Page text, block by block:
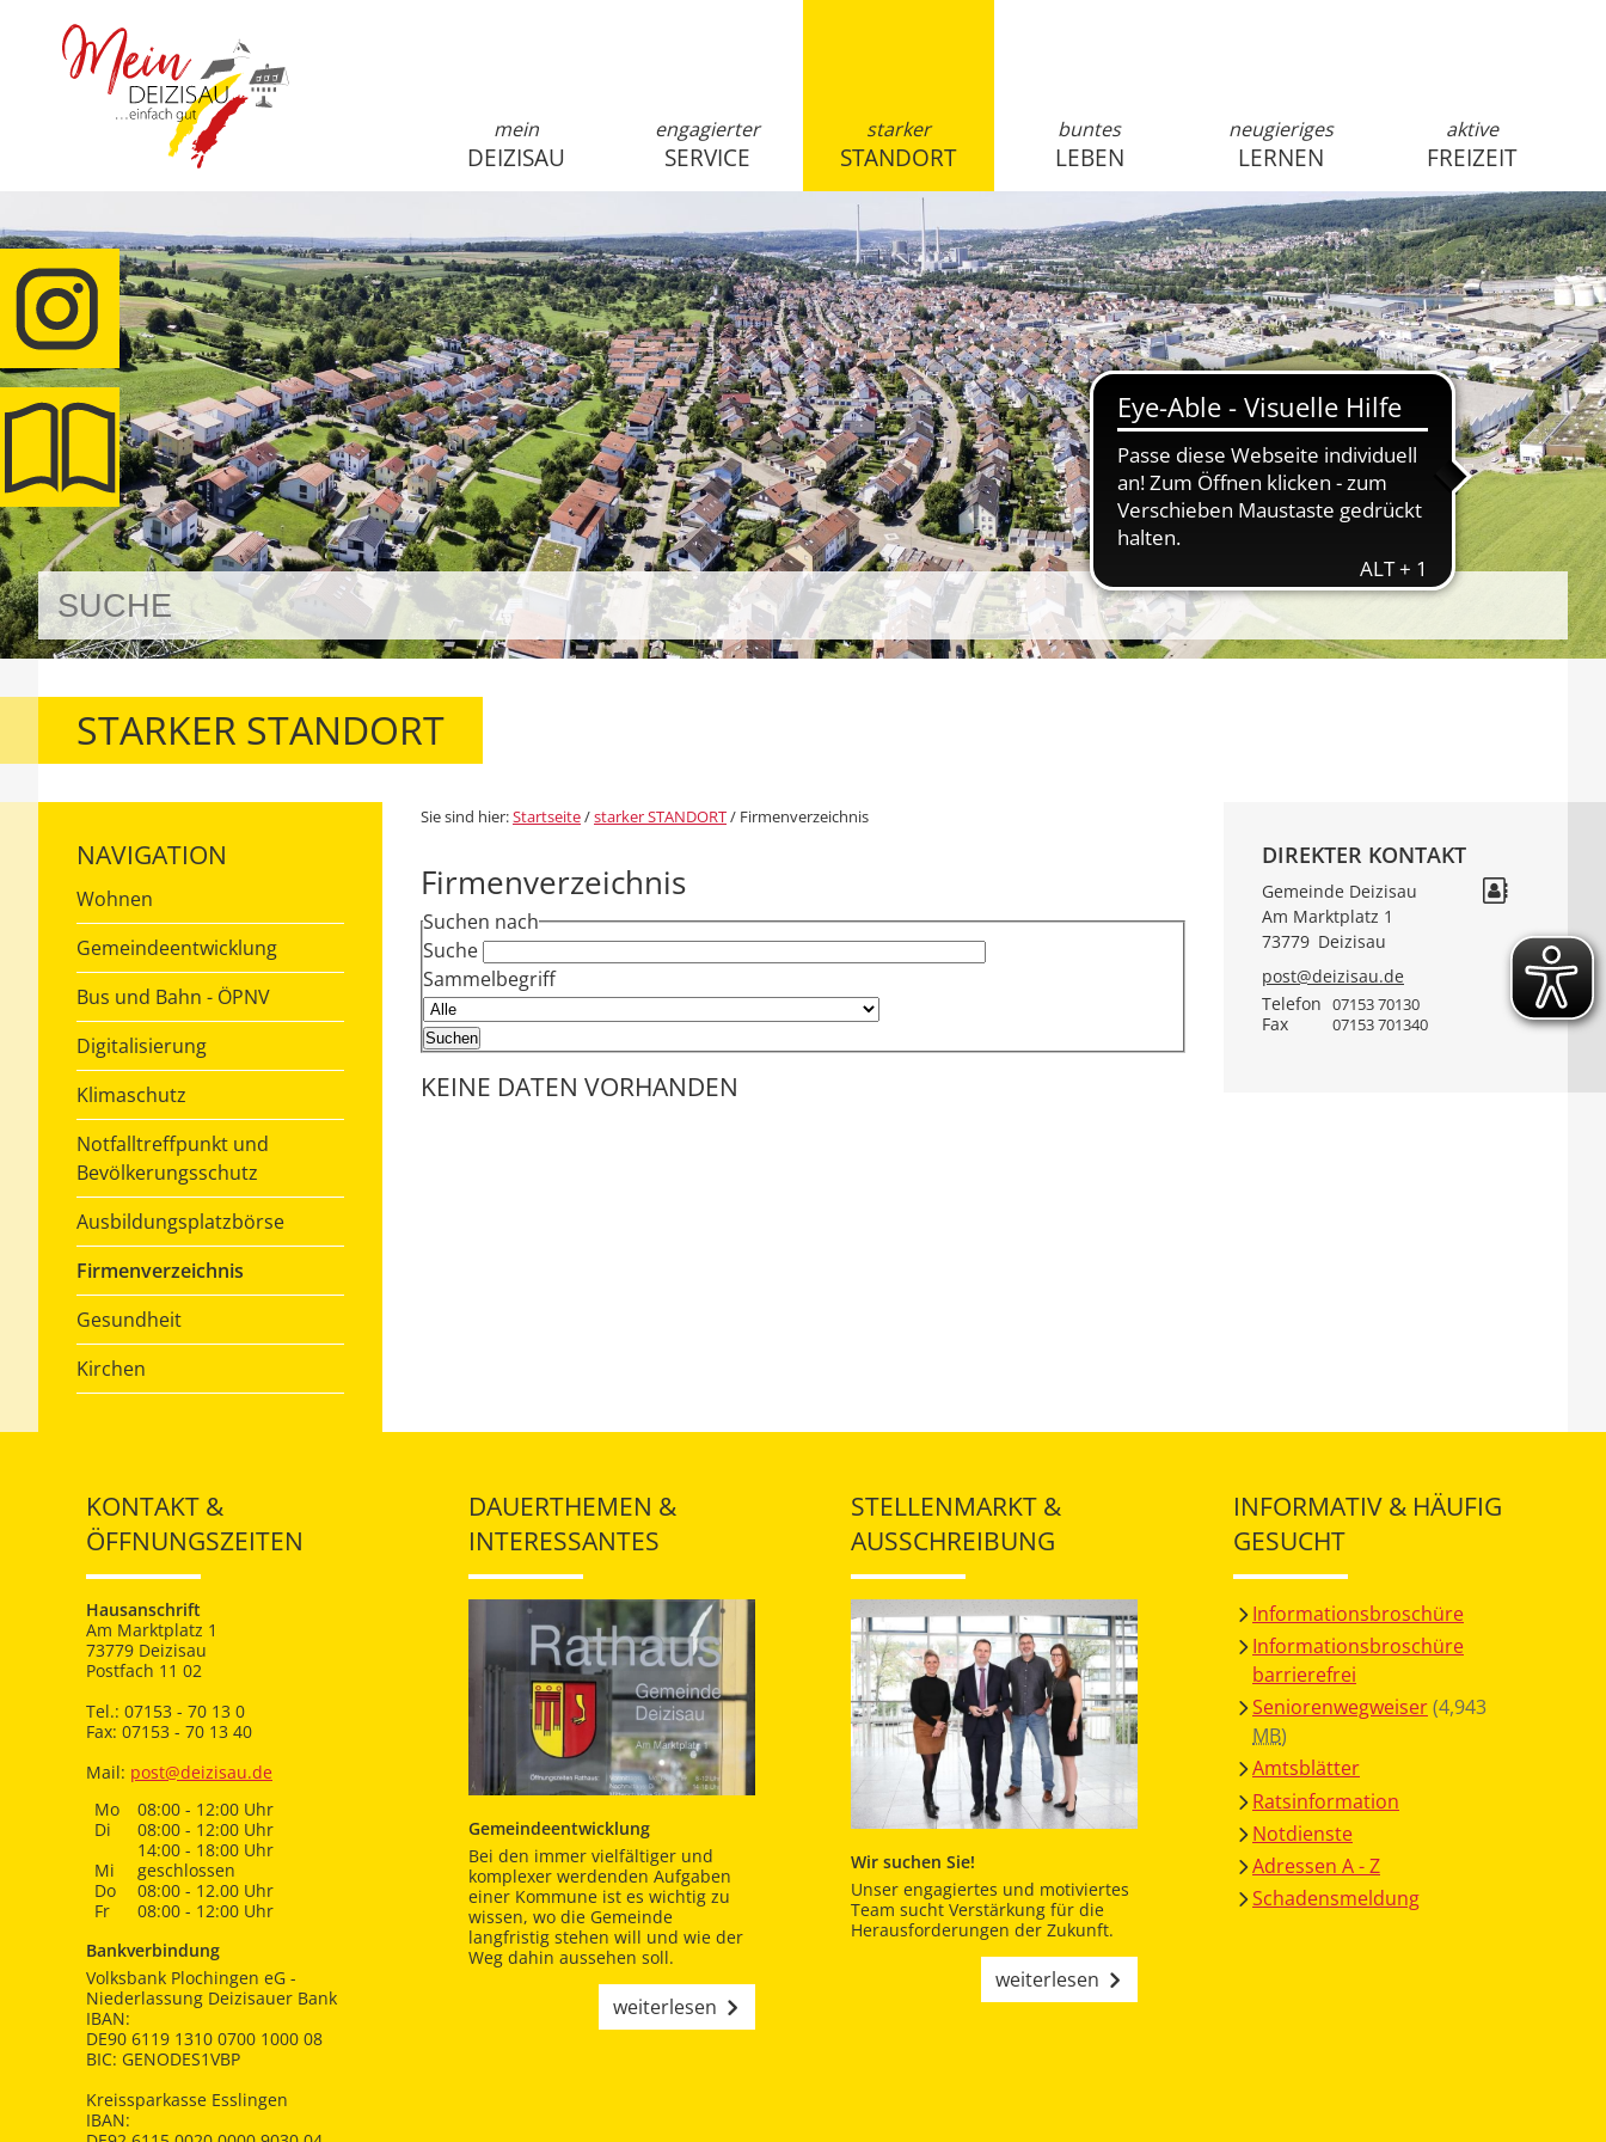
anmelden
mein
DEIZISAU
engagierter
SERVICE
starker
STANDORT
buntes
LEBEN
neugieriges
LERNEN
aktive
FREIZEIT
STARKER STANDORT
NAVIGATION
Wohnen
Gemeindeentwicklung
Bus und Bahn - ÖPNV
Digitalisierung
Klimaschutz
Notfalltreffpunkt und
Bevölkerungsschutz
Ausbildungsplatzbörse
Firmenverzeichnis
Gesundheit
Kirchen
Sie sind hier:Startseite/starker STANDORT/ Firmenverzeichnis
Firmenverzeichnis
Suchen nach
Suche
Sammelbegriff
KEINE DATEN VORHANDEN
DIREKTER KONTAKT
Gemeinde Deizisau
Am Marktplatz 1
73779 Deizisau
post@deizisau.de
Telefon 07153 70130
Fax 07153 701340
KONTAKT &
ÖFFNUNGSZEITEN
Hausanschrift
Am Marktplatz 1
73779 Deizisau
Postfach 11 02
Tel.: 07153 - 70 13 0
Fax: 07153 - 70 13 40
Mail: post@deizisau.de
Mo
08:00 - 12:00 Uhr
Di
08:00 - 12:00 Uhr
14:00 - 18:00 Uhr
Mi
geschlossen
Do
08:00 - 12.00 Uhr
Fr
08:00 - 12:00 Uhr
Bankverbindung
Volksbank Plochingen eG -
Niederlassung Deizisauer Bank
IBAN:
DE90 6119 1310 0700 1000 08
BIC: GENODES1VBP
Kreissparkasse Esslingen
IBAN:
DAUERTHEMEN &
INTERESSANTES
Gemeindeentwicklung
Bei den immer vielfältiger und
komplexer werdenden Aufgaben
einer Kommune ist es wichtig zu
wissen, wo die Gemeinde
langfristig stehen will und wie der
Weg dahin aussehen soll.
weiterlesen
STELLENMARKT &
AUSSCHREIBUNG
Wir suchen Sie!
Unser engagiertes und motiviertes
Team sucht Verstärkung für die
Herausforderungen der Zukunft.
weiterlesen
INFORMATIV & HÄUFIG
GESUCHT
Informationsbroschüre
Informationsbroschüre
barrierefrei
Seniorenwegweiser(4,943
MB)
Amtsblätter
Ratsinformation
Notdienste
Adressen A - Z
Schadensmeldung